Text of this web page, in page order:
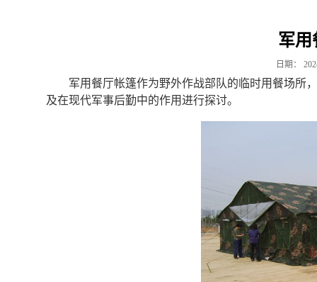
军用
日期：
军用餐厅帐篷作为野外作战部队的临时用餐场所
及在现代军事后勤中的作用进行探讨。